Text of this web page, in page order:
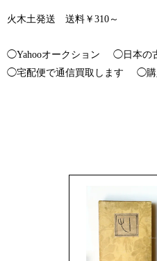
火木土発送 送料￥310～
◯Yahooオークション
◯日本の
◯宅配便で通信買取します
◯購